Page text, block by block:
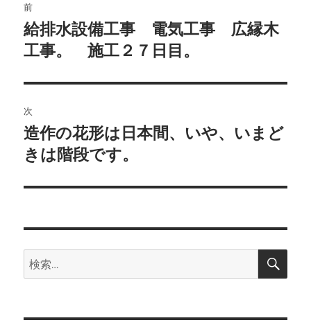
稿
ナ
ビ
ゲ
ー
シ
ン
前
前
の
稿:
給排水設備工事 電気工事 広縁木
工事。 施工２７日目。
次
次
の
稿:
造作の花形は日本間、いや、いまど
きは階段です。
検
索:
検